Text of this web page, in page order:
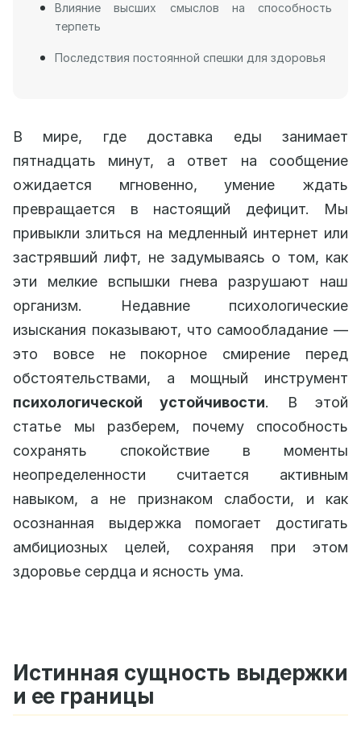
Влияние высших смыслов на способность
терпеть
Последствия постоянной спешки для здоровья
В мире, где доставка еды занимает
пятнадцать минут, а ответ на сообщение
ожидается мгновенно, умение ждать
превращается в настоящий дефицит. Мы
привыкли злиться на медленный интернет или
застрявший лифт, не задумываясь о том, как
эти мелкие вспышки гнева разрушают наш
организм. Недавние психологические
изыскания показывают, что самообладание —
это вовсе не покорное смирение перед
обстоятельствами, а мощный инструмент
психологической устойчивости. В этой
статье мы разберем, почему способность
сохранять спокойствие в моменты
неопределенности считается активным
навыком, а не признаком слабости, и как
осознанная выдержка помогает достигать
амбициозных целей, сохраняя при этом
здоровье сердца и ясность ума.
Истинная сущность выдержки
и ее границы